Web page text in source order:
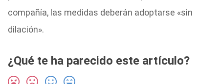
compañía, las medidas deberán adoptarse «sin
dilación».
¿Qué te ha parecido este artículo?